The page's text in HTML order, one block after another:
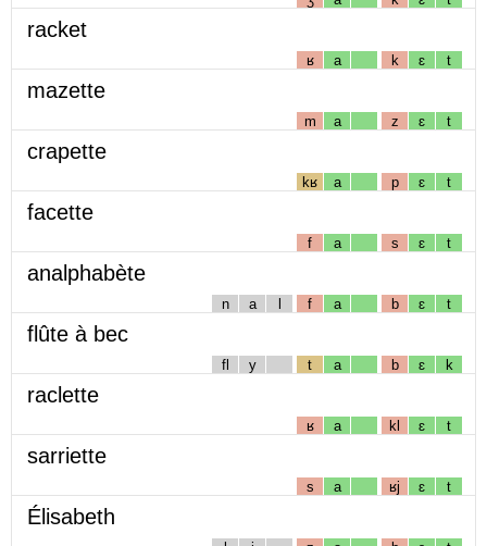
racket
ʁ a k ɛ t
mazette
m a z ɛ t
crapette
kʁ a p ɛ t
facette
f a s ɛ t
analphabète
n a l f a b ɛ t
flûte à bec
fl y t a b ɛ k
raclette
ʁ a kl ɛ t
sarriette
s a ʁj ɛ t
Élisabeth